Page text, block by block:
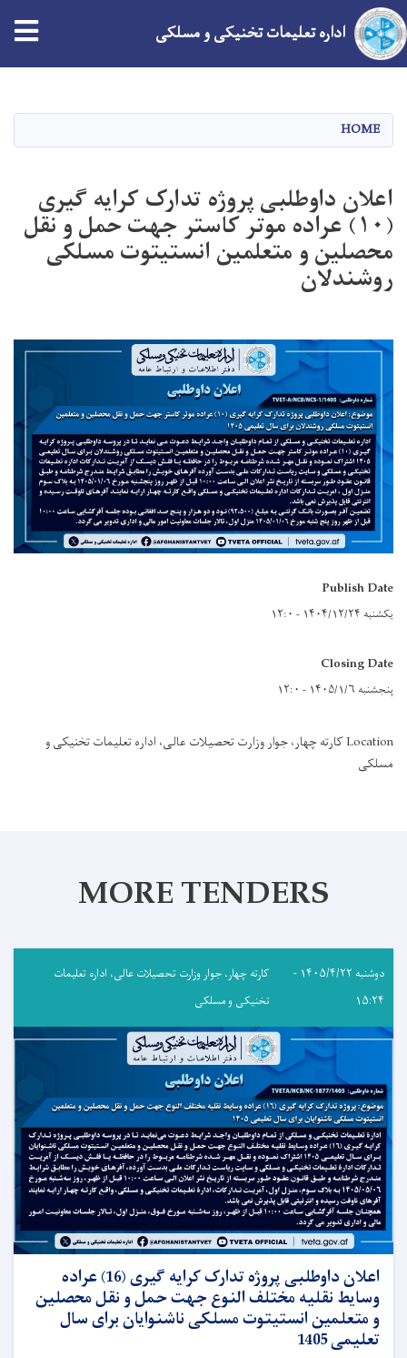
content
اداره تعلیمات تخنیکی و مسلکی
HOME
اعلان داوطلبی پروژه تدارک کرایه گیری
(۱۰) عراده موتر کاستر جهت حمل و نقل
محصلین و متعلمین انستیتوت مسلکی
روشندلان
Publish Date
یکشنبه ۱۴۰۴/۱۲/۲۴ - ۱۲:۰
Closing Date
پنجشنبه ۱۴۰۵/۱/۶ - ۱۲:۰
Location کارته چهار، جوار وزارت تحصیلات عالی، اداره تعلیمات تخنیکی و
مسلکی
MORE TENDERS
دوشنبه ۱۴۰۵/۴/۲۲ -
۱۵:۲۴
کارته چهار، جوار وزارت تحصیلات عالی، اداره تعلیمات
تخنیکی و مسلکی
اعلان داوطلبی پروژه تدارک کرایه گیری (16) عراده
وسایط نقلیه مختلف النوع جهت حمل و نقل محصلین
و متعلمین انستیتوت مسلکی ناشنوایان برای سال
تعلیمی 1405